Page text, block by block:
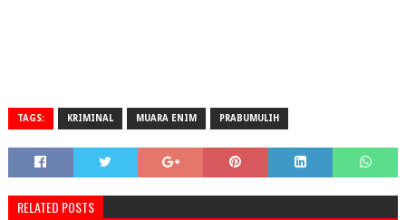
TAGS: KRIMINAL MUARA ENIM PRABUMULIH
RELATED POSTS